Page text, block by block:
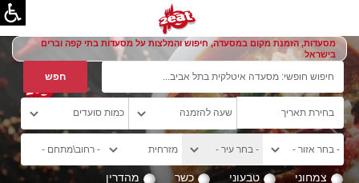
מסעדות, הזמנת מקום במסעדה, חיפוש והמלצות על מסעדות בתי קפה וברים
בישראל
צמחוני טבעוני כשר מהדרין